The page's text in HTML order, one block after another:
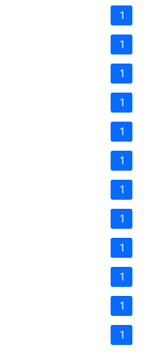
1
1
1
1
1
1
1
1
1
1
1
1